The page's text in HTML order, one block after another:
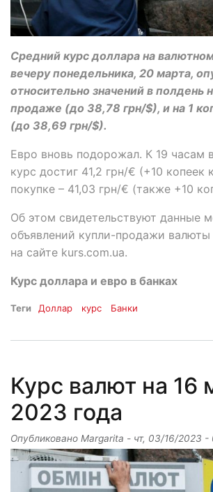
Средний курс доллара на
вечеру понедельника, 20 марта,
относительно значений в полдень
продаже (до 38,78 грн/$), и на 1
(до 38,69 грн/$).
Евро вновь подорожал. К 19 часам
курс достиг 41,2 грн/€ (+10 копеек
покупке – 41,03 грн/€ (также +10
Об этом свидетельствуют данные
объявлений купли-продажи валюты
на сайте kurs.com.ua.
Курс доллара и евро в банках
Теги Доллар курс Банки
Курс валют на 16
2023 года
Опубликовано Margarita - чт, 03/16/2023 -